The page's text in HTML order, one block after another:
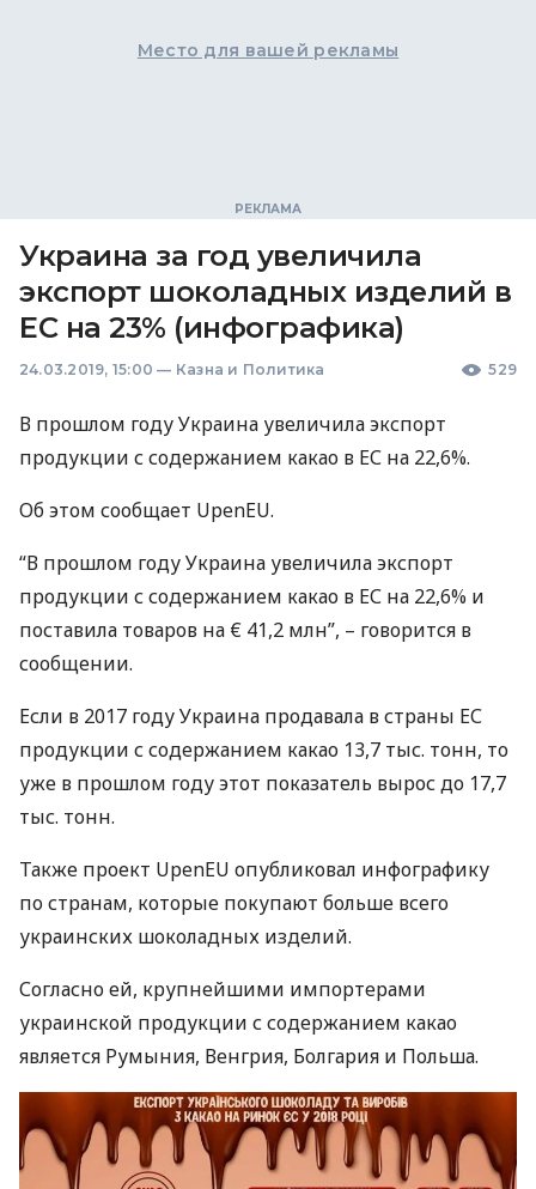
Место для вашей рекламы
Украина за год увеличила
экспорт шоколадных изделий в
ЕС на 23% (инфографика)
24.03.2019, 15:00 — Казна и Политика 529
В прошлом году Украина увеличила экспорт
продукции с содержанием какао в ЕС на 22,6%.
Об этом сообщает UpenEU.
“В прошлом году Украина увеличила экспорт
продукции с содержанием какао в ЕС на 22,6% и
поставила товаров на € 41,2 млн”, – говорится в
сообщении.
Если в 2017 году Украина продавала в страны ЕС
продукции с содержанием какао 13,7 тыс. тонн, то
уже в прошлом году этот показатель вырос до 17,7
тыс. тонн.
Также проект UpenEU опубликовал инфографику
по странам, которые покупают больше всего
украинских шоколадных изделий.
Согласно ей, крупнейшими импортерами
украинской продукции с содержанием какао
является Румыния, Венгрия, Болгария и Польша.